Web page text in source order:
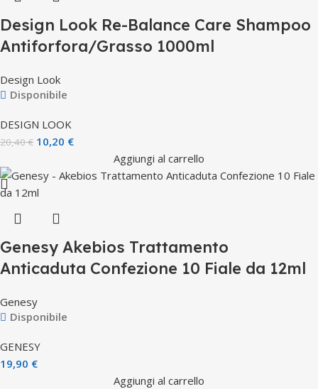
Design Look Re-Balance Care Shampoo
Antiforfora/Grasso 1000ml
Design Look
Disponibile
DESIGN LOOK
20,40€ 10,20 €
Aggiungi al carrello
Genesy Akebios Trattamento
Anticaduta Confezione 10 Fiale da 12ml
Genesy
Disponibile
GENESY
19,90 €
Aggiungi al carrello